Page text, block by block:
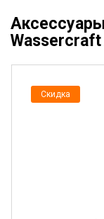
Wassercraft
Скидка